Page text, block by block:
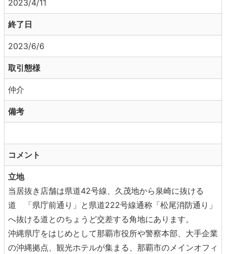
2023/4/11
終了日
2023/6/6
取引態様
仲介
備考
コメント
立地
当居抜き店舗は県道42号線、久茂地から泉崎に抜ける
道 「県庁前通り」と県道222号線通称「松尾消防通り」
へ抜ける道とのちょうど交差する角地にあります。
沖縄県庁をはじめとして那覇市役所や警察本部、大手企業
の沖縄拠点、観光ホテルが集まる、那覇市のメインオフィ